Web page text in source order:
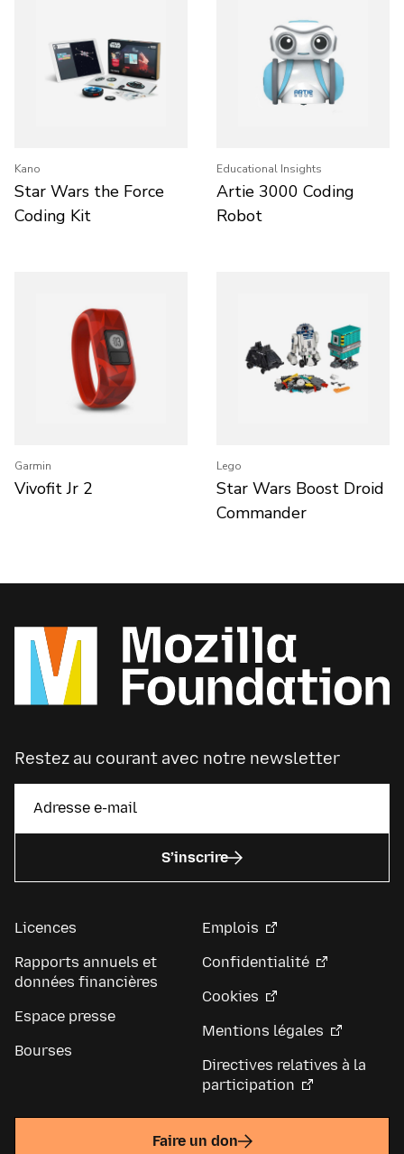
Kano
Star Wars the Force
Coding Kit
Educational Insights
Artie 3000 Coding
Robot
Garmin
Vivofit Jr 2
Lego
Star Wars Boost Droid
Commander
Restez au courant avec notre newsletter
S’inscrire
Licences
Rapports annuels et
données financières
Espace presse
Bourses
Emplois
Confidentialité
Cookies
Mentions légales
Directives relatives à la
participation
Faire un don